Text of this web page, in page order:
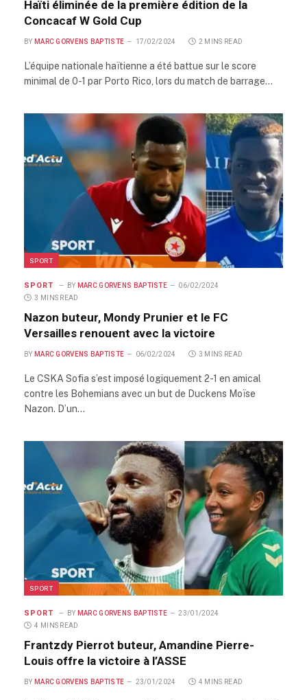
Haïti éliminée de la première édition de la
Concacaf W Gold Cup
BY MARC GORVENS BAPTISTE 17/02/2024 2 MINS READ
L’équipe nationale haïtienne a été battue sur le score
minimal de 0-1 par Porto Rico, lors du match de barrage…
SPORT
SPORT BY MARC GORVENS BAPTISTE
06/02/2024
3 MINS READ
Nazon buteur, Mondy Prunier et le FC
Versailles renouent avec la victoire
BY MARC GORVENS BAPTISTE 06/02/2024 3 MINS READ
Le CSKA Sofia s’est imposé logiquement 2-1 en amical
contre les Bohemians avec un but de Duckens Moïse
Nazon. D’un…
SPORT
SPORT BY MARC GORVENS BAPTISTE
23/01/2024
4 MINS READ
Frantzdy Pierrot buteur, Amandine Pierre-
Louis offre la victoire à l’ASSE
BY MARC GORVENS BAPTISTE 23/01/2024 4 MINS READ